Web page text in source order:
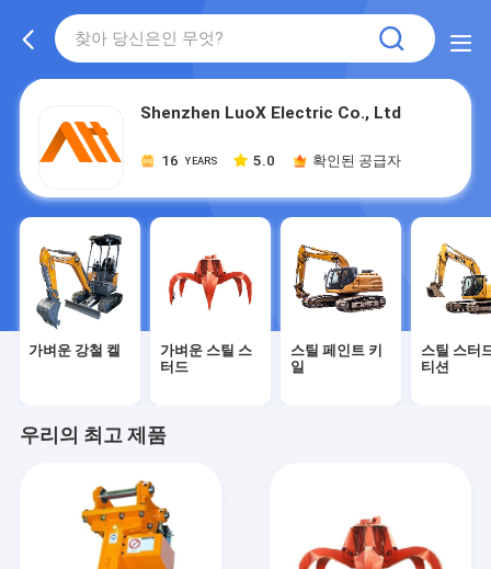
Shenzhen LuoX Electric Co., Ltd
16 YEARS 5.0 확인된 공급자
가벼운 강철 켈
가벼운 스틸 스
터드
스틸 페인트 키
일
스틸 스터
티션
우리의 최고 제품